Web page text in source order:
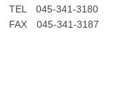
TEL 045-341-3180
FAX 045-341-3187